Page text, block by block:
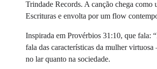
Trindade Records. A canção chega como
Escrituras e envolta por um flow
Inspirada em Provérbios 31:10, que fala:
fala das características da mulher
no lar quanto na sociedade.